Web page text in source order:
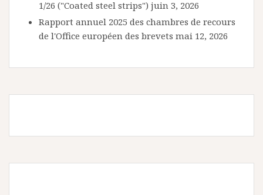
1/26 ("Coated steel strips") juin 3, 2026
Rapport annuel 2025 des chambres de recours
de l'Office européen des brevets mai 12, 2026